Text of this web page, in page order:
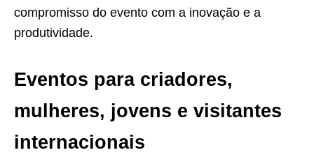
compromisso do evento com a inovação e a
produtividade.
Eventos para criadores,
mulheres, jovens e visitantes
internacionais